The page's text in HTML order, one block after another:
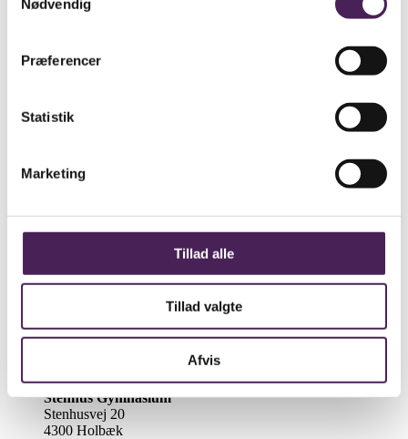
Nødvendig
Præferencer
Statistik
Marketing
Tillad alle
Tillad valgte
Afvis
Ansættelsesforhold
Sygdom
Engangsudbetalinger
Adgange – lønsystem og DocuNote
Stenhus Gymnasium
Stenhusvej 20
4300 Holbæk